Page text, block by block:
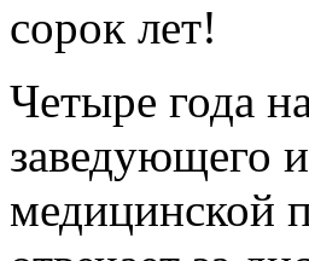
сорок лет!
Четыре года
заведующего
медицинской